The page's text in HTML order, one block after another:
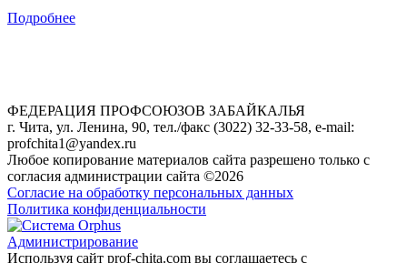
Подробнее
ФЕДЕРАЦИЯ ПРОФСОЮЗОВ ЗАБАЙКАЛЬЯ
г. Чита, ул. Ленина, 90, тел./факс (3022) 32-33-58, e-mail:
profchita1@yandex.ru
Любое копирование материалов сайта разрешено только с
согласия администрации сайта ©2026
Согласие на обработку персональных данных
Политика конфиденциальности
Администрирование
Используя сайт prof-chita.com вы соглашаетесь с